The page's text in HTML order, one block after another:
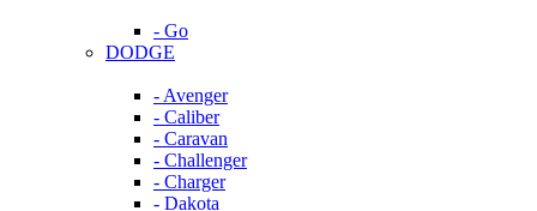
- Go
DODGE
- Avenger
- Caliber
- Caravan
- Challenger
- Charger
- Dakota